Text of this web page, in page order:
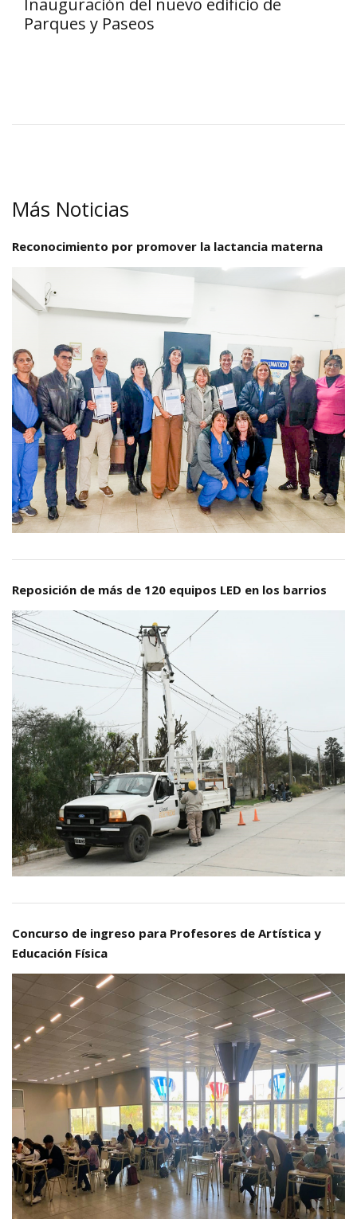
Parques y Paseos
Más Noticias
Reconocimiento por promover la lactancia materna
Reposición de más de 120 equipos LED en los barrios
Concurso de ingreso para Profesores de Artística y
Educación Física